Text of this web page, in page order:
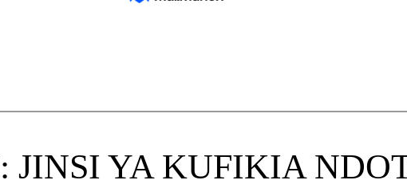
JINSI YA KUFIKIA